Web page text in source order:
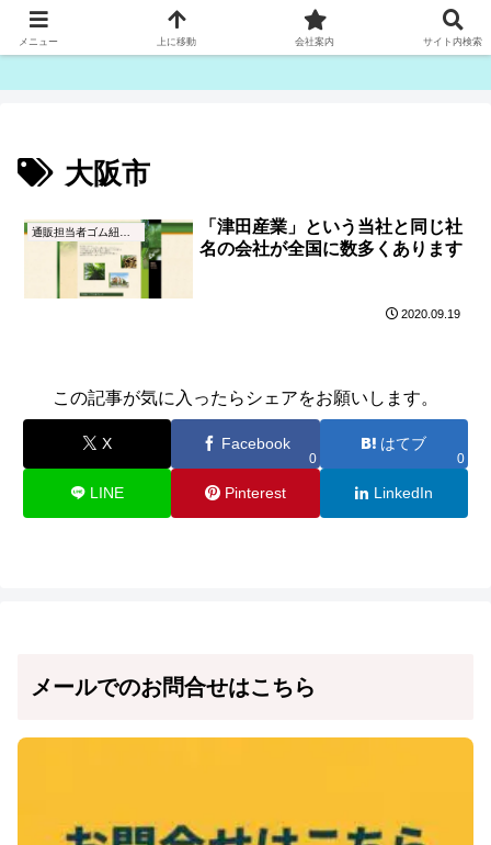
ゴム紐・平ゴム製造販売は津田産業直販部です
大阪市
「津田産業」という当社と同じ社
名の会社が全国に数多くあります
2020.09.19
この記事が気に入ったらシェアをお願いします。
X Facebook
0
はてブ
0
LINE Pinterest LinkedIn
メールでのお問合せはこちら
メニュー 上に移動 会社案内 サイト内検索